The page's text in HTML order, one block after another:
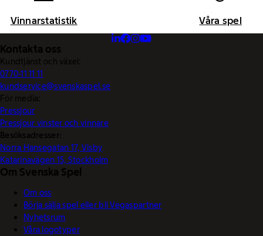
Vinnarstatistik Våra spel
Kontakta oss
Kundtjänst och växel:
0770-11 11 11
kundservice@svenskaspel.se
För media:
Pressjour
Pressjour vinster och vinnare
Besöksadresser:
Norra Hansegatan 17, Visby
Katarinavägen 15, Stockholm
Om Svenska Spel
Om oss
Börja sälja spel eller bli Vegaspartner
Nyhetsrum
Våra logotyper